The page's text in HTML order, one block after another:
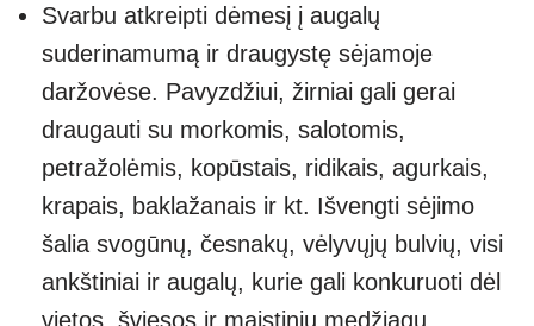
Svarbu atkreipti dėmesį į augalų
suderinamumą ir draugystę sėjamoje
daržovėse. Pavyzdžiui, žirniai gali gerai
draugauti su morkomis, salotomis,
petražolėmis, kopūstais, ridikais, agurkais,
krapais, baklažanais ir kt. Išvengti sėjimo
šalia svogūnų, česnakų, vėlyvųjų bulvių, visi
ankštiniai ir augalų, kurie gali konkuruoti dėl
vietos, šviesos ir maistinių medžiagų.